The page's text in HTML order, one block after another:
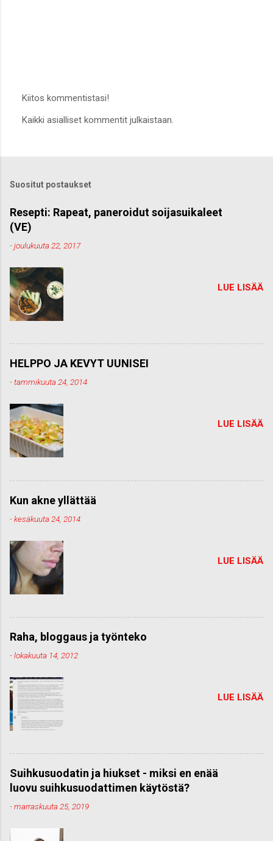
ä
o
m
e
n
Kiitos kommentistasi!
Kaikki asialliset kommentit julkaistaan.
Suositut postaukset
Resepti: Rapeat, paneroidut soijasuikaleet
(VE)
-joulukuuta 22, 2017
LUE LISÄÄ
HELPPO JA KEVYT UUNISEI
-tammikuuta 24, 2014
LUE LISÄÄ
Kun akne yllättää
-kesäkuuta 24, 2014
LUE LISÄÄ
Raha, bloggaus ja työnteko
-lokakuuta 14, 2012
LUE LISÄÄ
Suihkusuodatin ja hiukset - miksi en enää
luovu suihkusuodattimen käytöstä?
-marraskuuta 25, 2019